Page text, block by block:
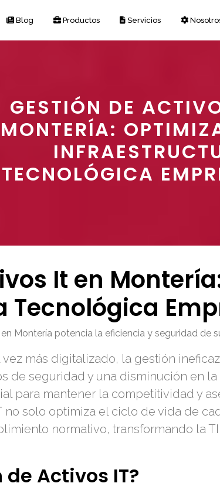
Blog Productos Servicios
GESTIÓN DE
MONTERÍA:
TECNOLÓGICA
It en
Montería potencia la eficiencia y seguridad de
más digitalizado, la gestión
de seguridad y una disminución en
para mantener la competitividad y
no solo optimiza el ciclo de vida de
normativo, transformando la
de Activos IT?